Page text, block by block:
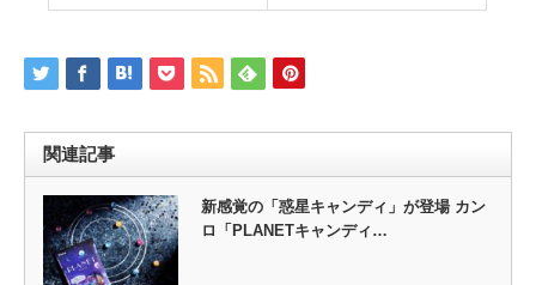
関連記事
新感覚の「惑星キャンディ」が登場 カン
ロ「PLANETキャンディ…